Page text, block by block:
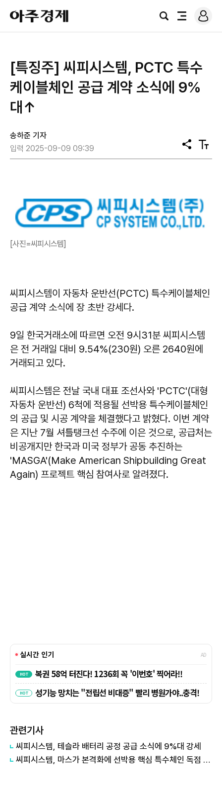
아
주
경
검
전
로
그
[특징주] 씨피시스템, PCTC 특수
케이블체인 공급 계약 소식에 9%
대↑
송하준 기자
입력 2025-09-09 09:39
공
유
텍
스
[사진=씨피시스템]
씨피시스템이 자동차 운반선(PCTC) 특수케이블체인
공급 계약 소식에 장 초반 강세다.
9일 한국거래소에 따르면 오전 9시31분 씨피시스템
은 전 거래일 대비 9.54%(230원) 오른 2640원에
거래되고 있다.
씨피시스템은 전날 국내 대표 조선사와 'PCTC'(대형
자동차 운반선) 6척에 적용될 선박용 특수케이블체인
의 공급 및 시공 계약을 체결했다고 밝혔다. 이번 계약
은 지난 7월 셔틀탱크선 수주에 이은 것으로, 공급처는
비공개지만 한국과 미국 정부가 공동 추진하는
'MASGA'(Make American Shipbuilding Great
Again) 프로젝트 핵심 참여사로 알려졌다.
관련기사
씨피시스템, 테슬라 배터리 공정 공급 소식에 9%대 강세
씨피시스템, 마스가 본격화에 선박용 핵심 특수체인 독점 공급 체계 강화